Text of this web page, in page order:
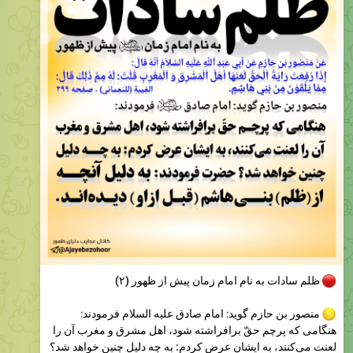
عجایب دنیای ظهور
Please open Telegram to view this post
VIEW IN TELEGRAM
08:16
عجایب دنیای ظهور
Please open Telegram to view this post
VIEW IN TELEGRAM
5.03K
عجایب دنیای ظهور
Please open Telegram to view this post
2.88K 05:35
December 8, 2025
عجایب دنیای ظهور